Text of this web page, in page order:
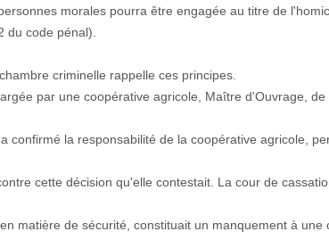
morales pourra être engagée au titre de
du code pénal).
criminelle rappelle ces principes.
par une coopérative agricole, Maître d'Ouvrage,
confirmé la responsabilité de la coopérative agricole,
cette décision qu'elle contestait. La cour de
matière de sécurité, constituait un manquement à